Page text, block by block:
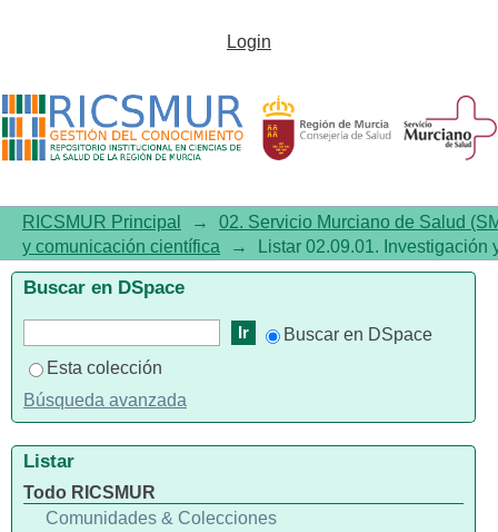
Listar 02.09.01. Investigación y
autor
Login
RICSMUR Principal →
02. Servicio Murciano de Salud
y comunicación científica
→ Listar 02.09.01.
Buscar en DSpace
Buscar en DSpace
Esta colección
Búsqueda avanzada
Listar
Todo RICSMUR
Comunidades & Colecciones